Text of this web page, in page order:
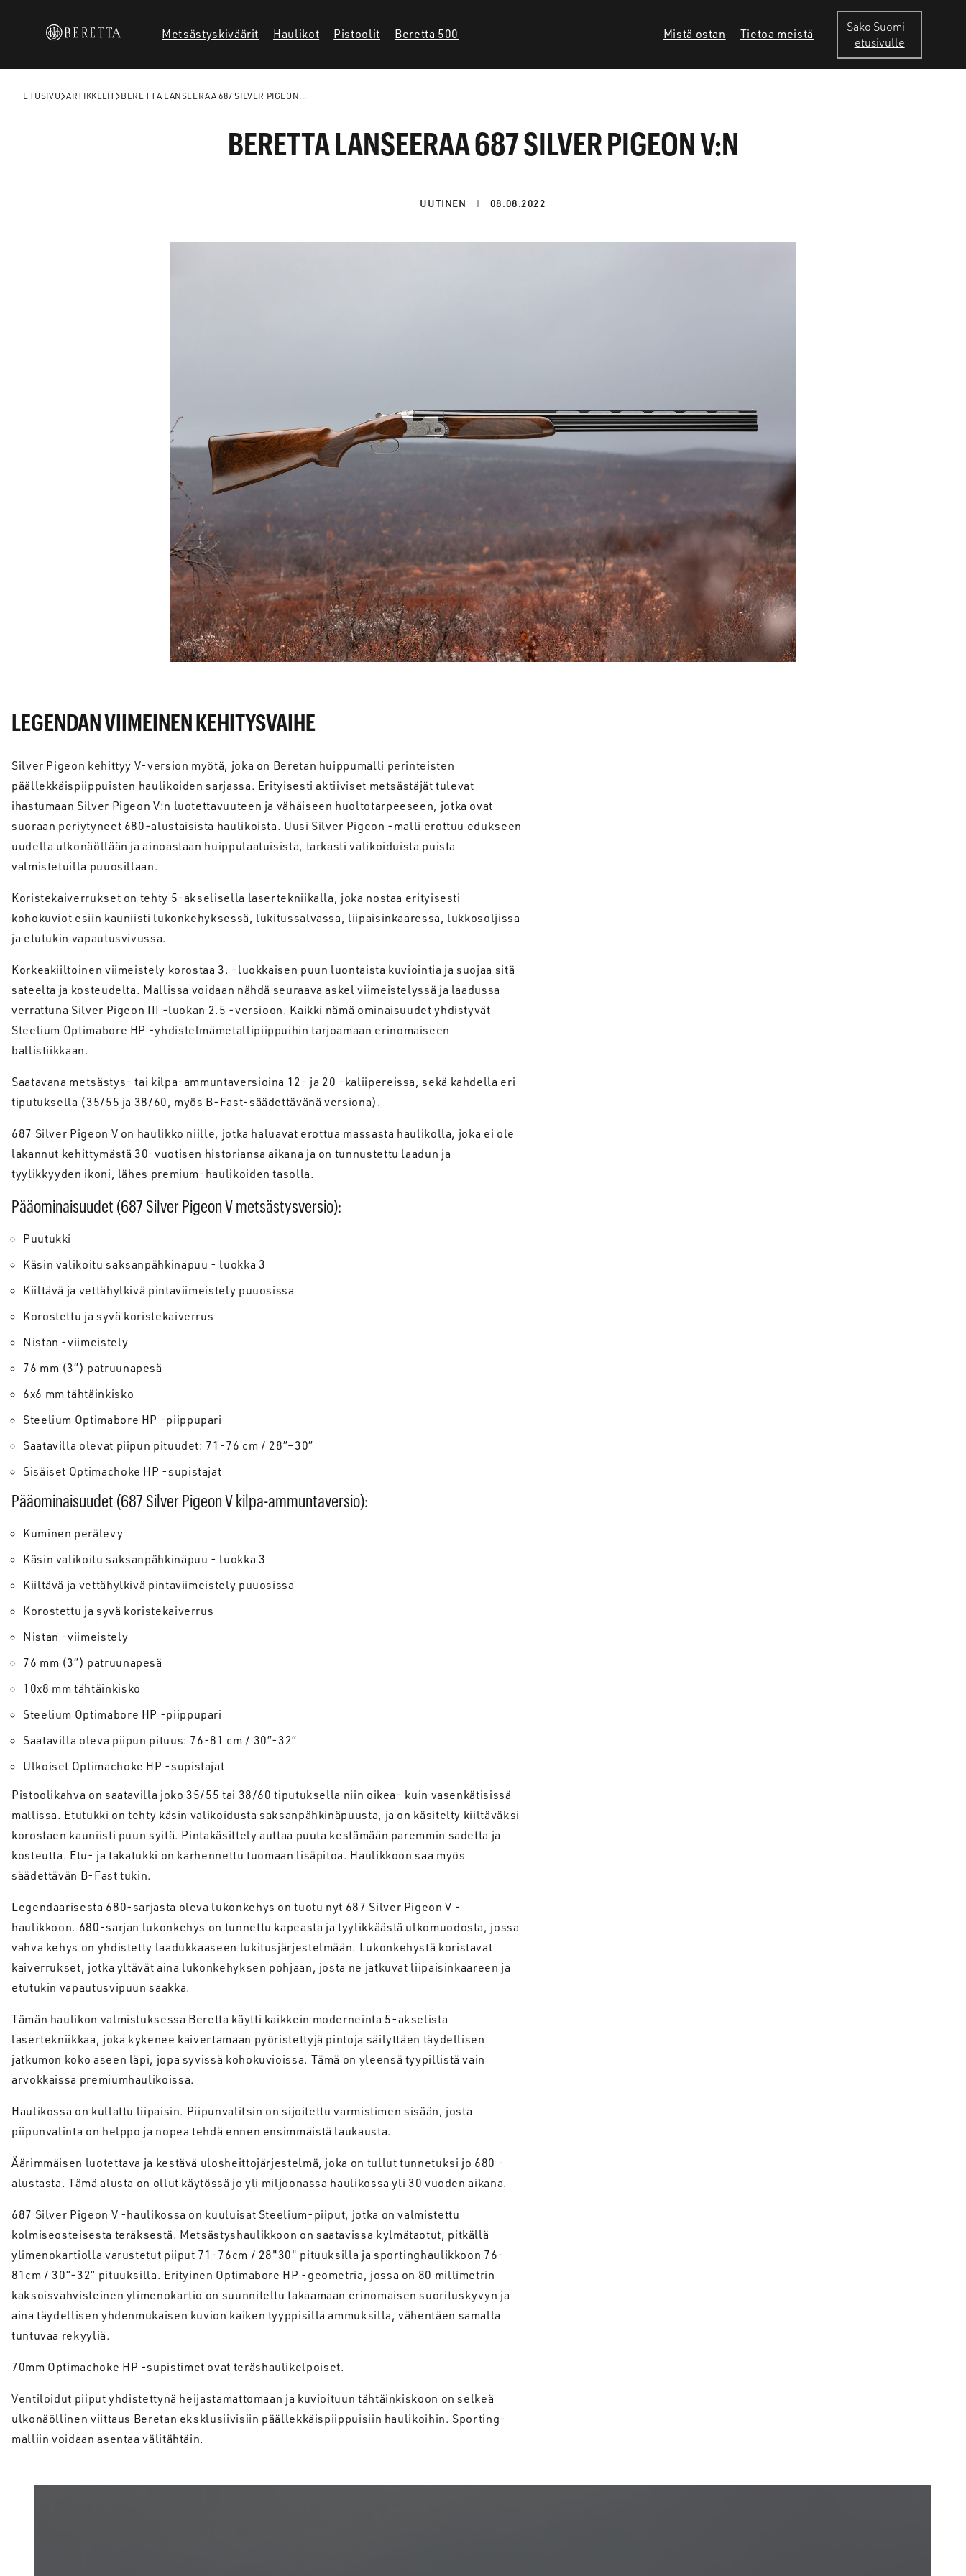
Metsästyskiväärit
Haulikot Pistoolit Beretta 500 Mistä ostan Tietoa meistä
Sako Suomi -
etusivulle
ETUSIVU ARTIKKELIT BERETTA LANSEERAA 687 SILVER PIGEON...
BERETTA LANSEERAA 687 SILVER PIGEON V:N
UUTINEN 08.08.2022
LEGENDAN VIIMEINEN KEHITYSVAIHE
Silver Pigeon kehittyy V-version myötä, joka on Beretan huippumalli perinteisten
päällekkäispiippuisten haulikoiden sarjassa. Erityisesti aktiiviset metsästäjät tulevat
ihastumaan Silver Pigeon V:n luotettavuuteen ja vähäiseen huoltotarpeeseen, jotka ovat
suoraan periytyneet 680-alustaisista haulikoista. Uusi Silver Pigeon -malli erottuu edukseen
uudella ulkonäöllään ja ainoastaan huippulaatuisista, tarkasti valikoiduista puista
valmistetuilla puuosillaan.
Koristekaiverrukset on tehty 5-akselisella lasertekniikalla, joka nostaa erityisesti
kohokuviot esiin kauniisti lukonkehyksessä, lukitussalvassa, liipaisinkaaressa, lukkosoljissa
ja etutukin vapautusvivussa.
Korkeakiiltoinen viimeistely korostaa 3. -luokkaisen puun luontaista kuviointia ja suojaa sitä
sateelta ja kosteudelta. Mallissa voidaan nähdä seuraava askel viimeistelyssä ja laadussa
verrattuna Silver Pigeon III -luokan 2.5 -versioon. Kaikki nämä ominaisuudet yhdistyvät
Steelium Optimabore HP -yhdistelmämetallipiippuihin tarjoamaan erinomaiseen
ballistiikkaan.
Saatavana metsästys- tai kilpa-ammuntaversioina 12- ja 20 -kaliipereissa, sekä kahdella eri
tiputuksella (35/55 ja 38/60, myös B-Fast-säädettävänä versiona).
687 Silver Pigeon V on haulikko niille, jotka haluavat erottua massasta haulikolla, joka ei ole
lakannut kehittymästä 30-vuotisen historiansa aikana ja on tunnustettu laadun ja
tyylikkyyden ikoni, lähes premium-haulikoiden tasolla.
Pääominaisuudet (687 Silver Pigeon V metsästysversio):
Puutukki
Käsin valikoitu saksanpähkinäpuu - luokka 3
Kiiltävä ja vettähylkivä pintaviimeistely puuosissa
Korostettu ja syvä koristekaiverrus
Nistan -viimeistely
76 mm (3”) patruunapesä
6x6 mm tähtäinkisko
Steelium Optimabore HP -piippupari
Saatavilla olevat piipun pituudet: 71-76 cm / 28”–30”
Sisäiset Optimachoke HP -supistajat
Pääominaisuudet (687 Silver Pigeon V kilpa-ammuntaversio):
Kuminen perälevy
Käsin valikoitu saksanpähkinäpuu - luokka 3
Kiiltävä ja vettähylkivä pintaviimeistely puuosissa
Korostettu ja syvä koristekaiverrus
Nistan -viimeistely
76 mm (3”) patruunapesä
10x8 mm tähtäinkisko
Steelium Optimabore HP -piippupari
Saatavilla oleva piipun pituus: 76-81 cm / 30”-32”
Ulkoiset Optimachoke HP -supistajat
Pistoolikahva on saatavilla joko 35/55 tai 38/60 tiputuksella niin oikea- kuin vasenkätisissä
mallissa. Etutukki on tehty käsin valikoidusta saksanpähkinäpuusta, ja on käsitelty kiiltäväksi
korostaen kauniisti puun syitä. Pintakäsittely auttaa puuta kestämään paremmin sadetta ja
kosteutta. Etu- ja takatukki on karhennettu tuomaan lisäpitoa. Haulikkoon saa myös
säädettävän B-Fast tukin.
Legendaarisesta 680-sarjasta oleva lukonkehys on tuotu nyt 687 Silver Pigeon V -
haulikkoon. 680-sarjan lukonkehys on tunnettu kapeasta ja tyylikkäästä ulkomuodosta, jossa
vahva kehys on yhdistetty laadukkaaseen lukitusjärjestelmään. Lukonkehystä koristavat
kaiverrukset, jotka yltävät aina lukonkehyksen pohjaan, josta ne jatkuvat liipaisinkaareen ja
etutukin vapautusvipuun saakka.
Tämän haulikon valmistuksessa Beretta käytti kaikkein moderneinta 5-akselista
lasertekniikkaa, joka kykenee kaivertamaan pyöristettyjä pintoja säilyttäen täydellisen
jatkumon koko aseen läpi, jopa syvissä kohokuvioissa. Tämä on yleensä tyypillistä vain
arvokkaissa premiumhaulikoissa.
Haulikossa on kullattu liipaisin. Piipunvalitsin on sijoitettu varmistimen sisään, josta
piipunvalinta on helppo ja nopea tehdä ennen ensimmäistä laukausta.
Äärimmäisen luotettava ja kestävä ulosheittojärjestelmä, joka on tullut tunnetuksi jo 680 -
alustasta. Tämä alusta on ollut käytössä jo yli miljoonassa haulikossa yli 30 vuoden aikana.
687 Silver Pigeon V -haulikossa on kuuluisat Steelium-piiput, jotka on valmistettu
kolmiseosteisesta teräksestä. Metsästyshaulikkoon on saatavissa kylmätaotut, pitkällä
ylimenokartiolla varustetut piiput 71-76cm / 28"30" pituuksilla ja sportinghaulikkoon 76-
81cm / 30”-32” pituuksilla. Erityinen Optimabore HP -geometria, jossa on 80 millimetrin
kaksoisvahvisteinen ylimenokartio on suunniteltu takaamaan erinomaisen suorituskyvyn ja
aina täydellisen yhdenmukaisen kuvion kaiken tyyppisillä ammuksilla, vähentäen samalla
tuntuvaa rekyyliä.
70mm Optimachoke HP -supistimet ovat teräshaulikelpoiset.
Ventiloidut piiput yhdistettynä heijastamattomaan ja kuvioituun tähtäinkiskoon on selkeä
ulkonäöllinen viittaus Beretan eksklusiivisiin päällekkäispiippuisiin haulikoihin. Sporting-
malliin voidaan asentaa välitähtäin.